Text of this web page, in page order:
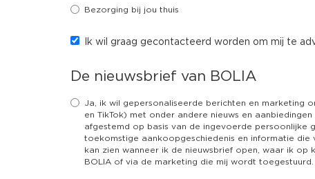
Bezorging bij jou thuis
Ik wil graag gecontacteerd worden om mij te
De nieuwsbrief van BOLIA
Ja, ik wil gepersonaliseerde berichten en marketing
en TikTok) met onder andere nieuws en
afgestemd op basis van de ingevoerde persoonlijke
toekomstige aankoopgeschiedenis en informatie
kan zien wanneer ik de nieuwsbrief open, waar ik
BOLIA of via de marketing die mij wordt